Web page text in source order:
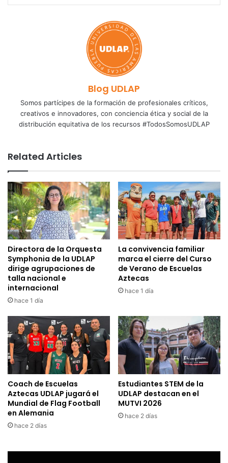
Blog UDLAP
Somos partícipes de la formación de profesionales críticos,
creativos e innovadores, con conciencia ética y social de la
distribución equitativa de los recursos #TodosSomosUDLAP
Related Articles
Directora de la Orquesta
Symphonia de la UDLAP
dirige agrupaciones de
talla nacional e
internacional
hace 1 día
La convivencia familiar
marca el cierre del Curso
de Verano de Escuelas
Aztecas
hace 1 día
Coach de Escuelas
Aztecas UDLAP jugará el
Mundial de Flag Football
en Alemania
hace 2 días
Estudiantes STEM de la
UDLAP destacan en el
MUTVI 2026
hace 2 días